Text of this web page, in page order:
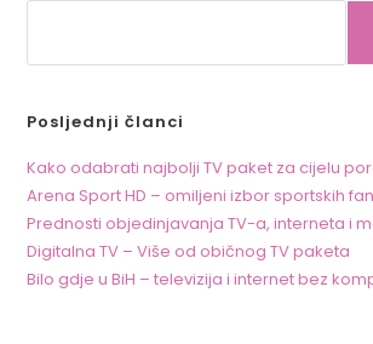
Posljednji članci
Kako odabrati najbolji TV paket za cijelu
Arena Sport HD – omiljeni izbor sportskih
Prednosti objedinjavanja TV-a, interneta i
Digitalna TV – Više od običnog TV paketa
Bilo gdje u BiH – televizija i internet bez